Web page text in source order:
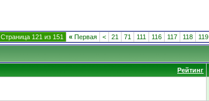
Страница 121 из 151 « Первая < 21 71 111 116 117 118 119
Рейтинг